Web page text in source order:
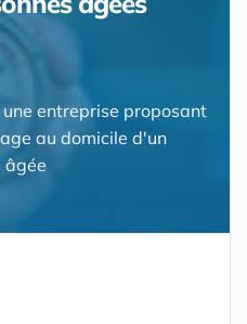
entreprise proposant
au domicile d'un
âgée